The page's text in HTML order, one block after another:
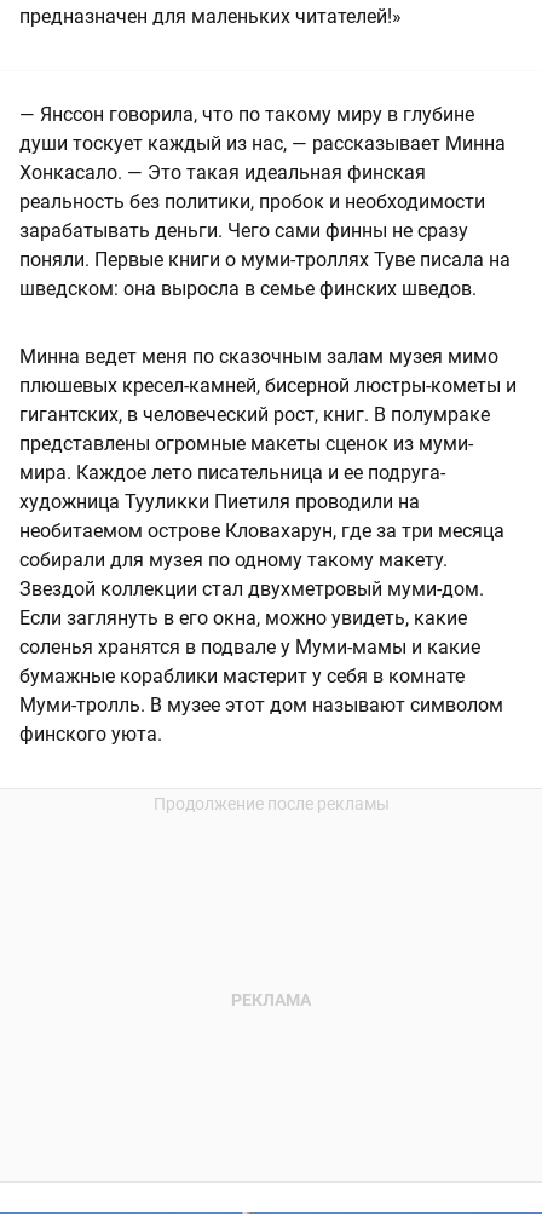
предназначен для маленьких читателей!»
— Янссон говорила, что по такому миру в глубине
души тоскует каждый из нас, — рассказывает Минна
Хонкасало. — Это такая идеальная финская
реальность без политики, пробок и необходимости
зарабатывать деньги. Чего сами финны не сразу
поняли. Первые книги о муми-троллях Туве писала на
шведском: она выросла в семье финских шведов.
Минна ведет меня по сказочным залам музея мимо
плюшевых кресел-камней, бисерной люстры-кометы и
гигантских, в человеческий рост, книг. В полумраке
представлены огромные макеты сценок из муми-
мира. Каждое лето писательница и ее подруга-
художница Тууликки Пиетиля проводили на
необитаемом острове Кловахарун, где за три месяца
собирали для музея по одному такому макету.
Звездой коллекции стал двухметровый муми-дом.
Если заглянуть в его окна, можно увидеть, какие
соленья хранятся в подвале у Муми-мамы и какие
бумажные кораблики мастерит у себя в комнате
Муми-тролль. В музее этот дом называют символом
финского уюта.